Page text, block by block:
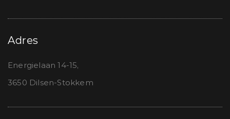
Adres
Energielaan 14-15,
3650 Dilsen-Stokkem